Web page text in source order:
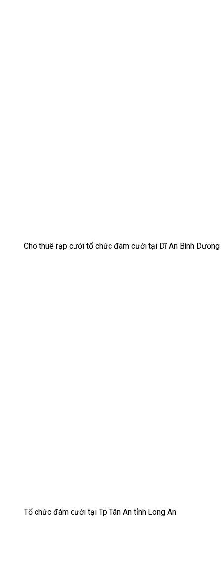
Cho thuê rạp cưới tổ chức đám cưới tại Dĩ An Bình Dương
Tổ chức đám cưới tại Tp Tân An tỉnh Long An